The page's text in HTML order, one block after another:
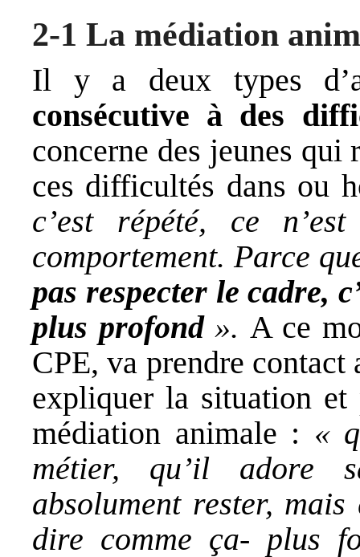
2-1 La médiation
Il y a deux types
consécutive à des
concerne des jeunes qui
ces difficultés dans ou
c’est répété, ce
comportement. Parce
pas respecter le cadre,
plus profond». A ce
CPE, va prendre
expliquer la situation et
médiation animale : «
métier, qu’il adore
absolument rester,
dire comme ça- plus